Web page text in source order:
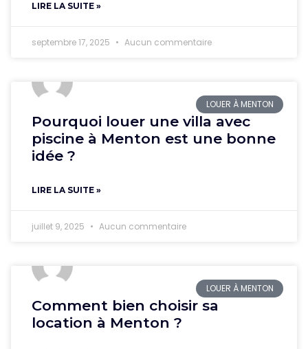
LIRE LA SUITE »
septembre 17, 2025 Aucun commentaire
LOUER À MENTON
Pourquoi louer une villa avec
piscine à Menton est une bonne
idée ?
LIRE LA SUITE »
juillet 9, 2025 Aucun commentaire
LOUER À MENTON
Comment bien choisir sa
location à Menton ?